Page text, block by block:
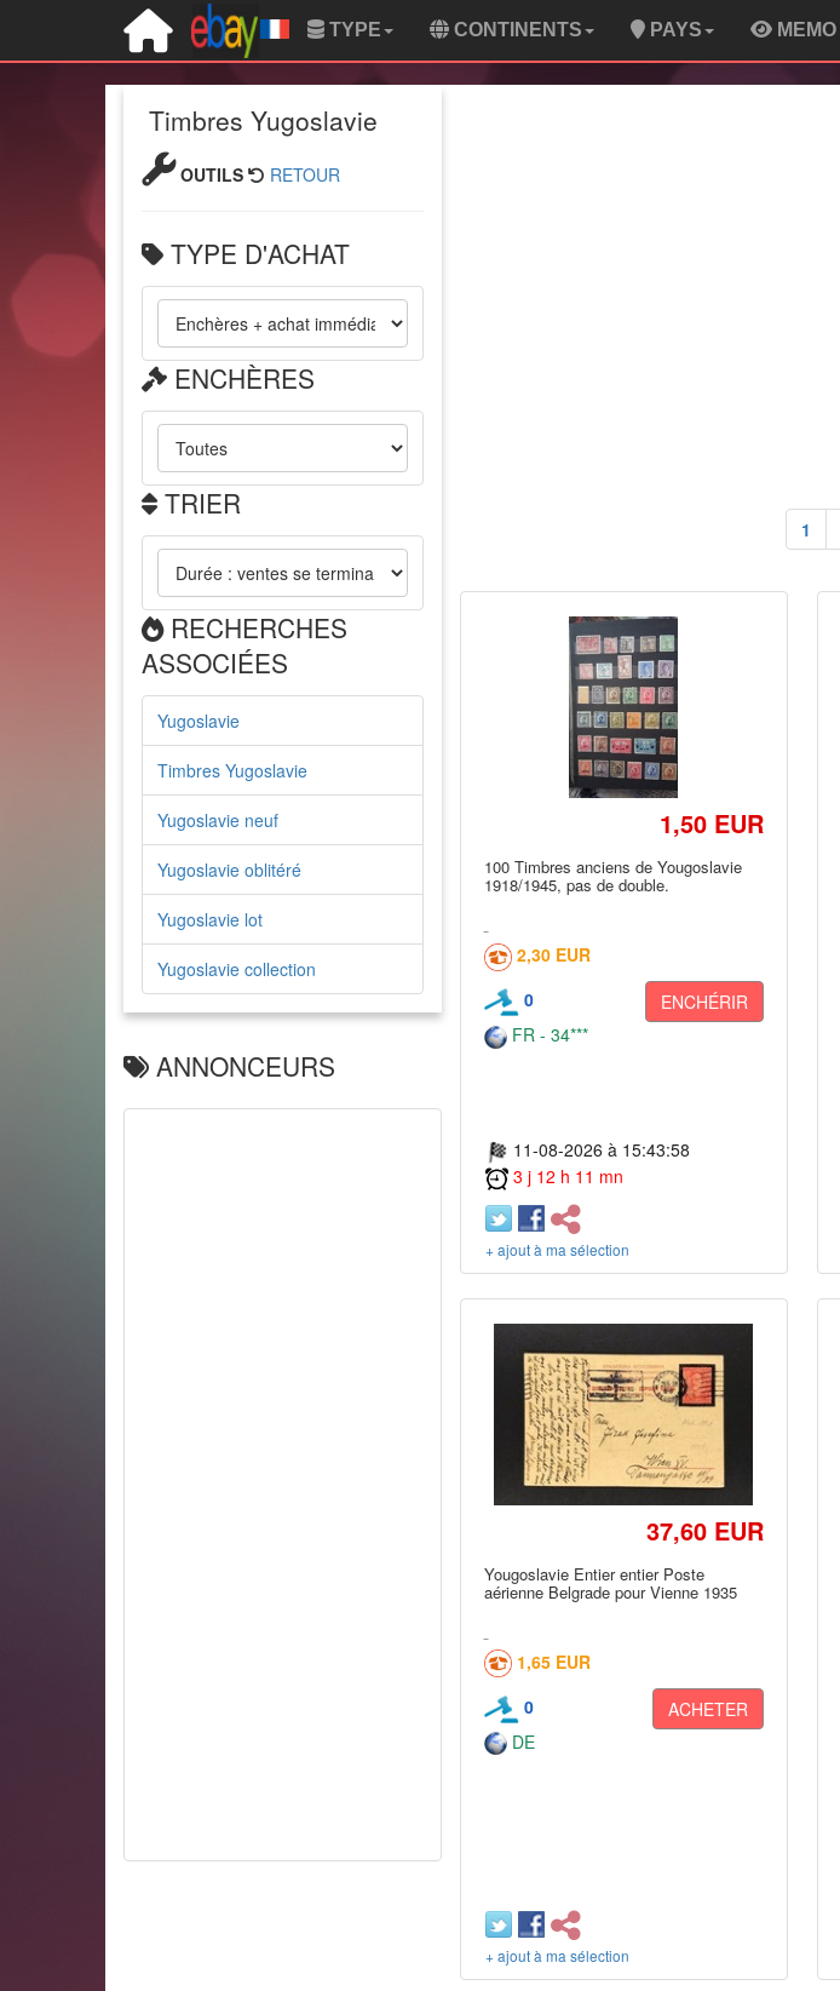
TYPE CONTINENTS PAYS MEMO
Timbres Yugoslavie
OUTILS RETOUR
TYPE D'ACHAT
ENCHÈRES
TRIER
RECHERCHES
ASSOCIÉES
Yugoslavie
Timbres Yugoslavie
Yugoslavie neuf
Yugoslavie oblitéré
Yugoslavie lot
Yugoslavie collection
ANNONCEURS
1
1,50 EUR
100 Timbres anciens de Yougoslavie
1918/1945, pas de double.
2,30 EUR
0
ENCHÉRIR
FR - 34***
11-08-2026 à 15:43:58
3 j 12 h 11 mn
+ ajout à ma sélection
37,60 EUR
Yougoslavie Entier entier Poste
aérienne Belgrade pour Vienne 1935
1,65 EUR
0
ACHETER
DE
+ ajout à ma sélection